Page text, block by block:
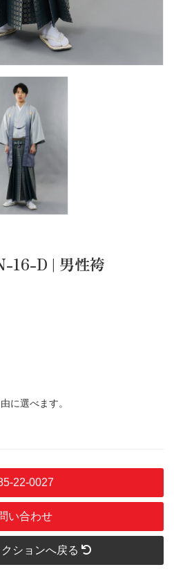
16-D | 男性袴
に選べます。
22-0027
い合わせ
ションへ戻る